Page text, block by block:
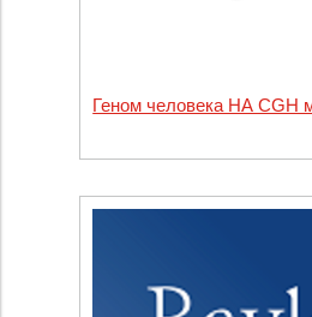
Геном человека НА CGH